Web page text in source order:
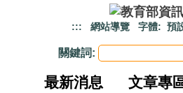
::: 網站導覽 字體: 預
關鍵詞:
最新消息 文章專